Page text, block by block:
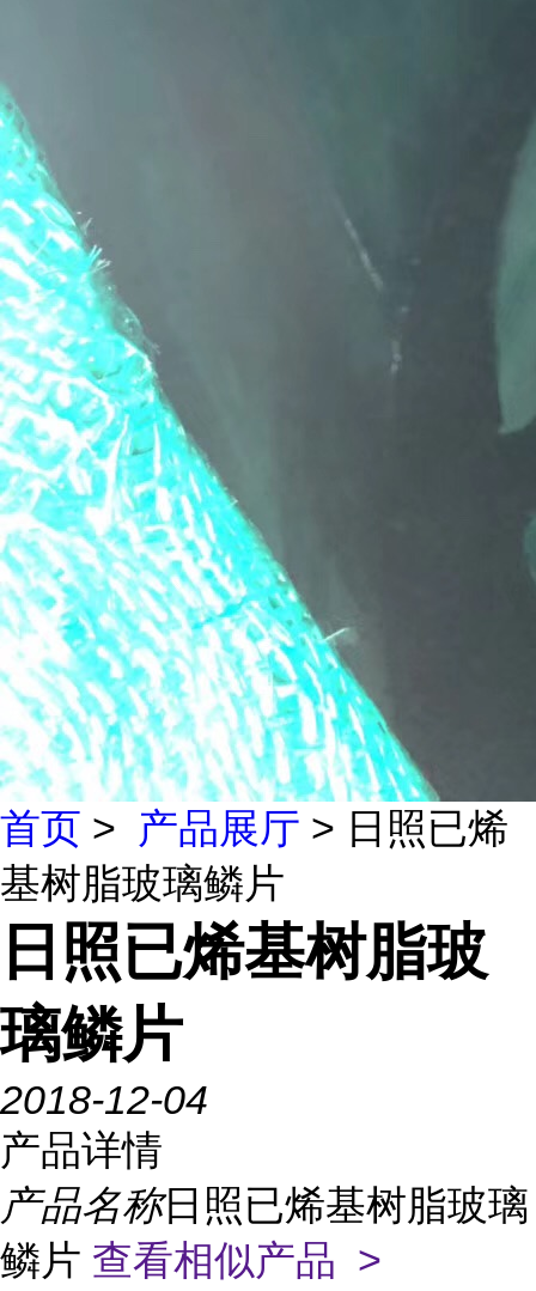
首页 > 产品展厅 > 日照已烯
基树脂玻璃鳞片
日照已烯基树脂玻
璃鳞片
2018-12-04
产品详情
产品名称日照已烯基树脂玻璃
鳞片 查看相似产品 >